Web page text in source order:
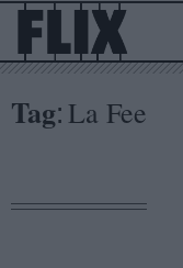
Tag: La Fee